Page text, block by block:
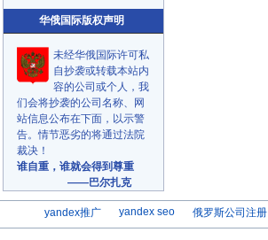
华俄国际版权声明
未经华俄国际许可私
自抄袭或转载本站内
容的公司或个人，我
们会将抄袭的公司名称、网
站信息公布在下面，以示警
告。情节恶劣的将通过法院
裁决！
谁自重，谁就会得到尊重
——巴尔扎克
yandex推广 yandex seo 俄罗斯公司注册